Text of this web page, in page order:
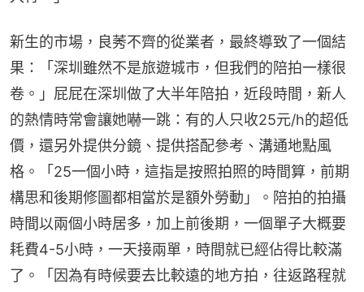
新生的市場，良莠不齊的從業者，最終導致了一個結
果：「深圳雖然不是旅遊城市，但我們的陪拍一樣很
卷。」屁屁在深圳做了大半年陪拍，近段時間，新人
的熱情時常會讓她嚇一跳：有的人只收25元/h的超低
價，還另外提供分鏡、提供搭配參考、溝通地點風
格。「25一個小時，這指是按照拍照的時間算，前期
構思和後期修圖都相當於是額外勞動」。陪拍的拍攝
時間以兩個小時居多，加上前後期，一個單子大概要
耗費4-5小時，一天接兩單，時間就已經佔得比較滿
了。「因為有時候要去比較遠的地方拍，往返路程就